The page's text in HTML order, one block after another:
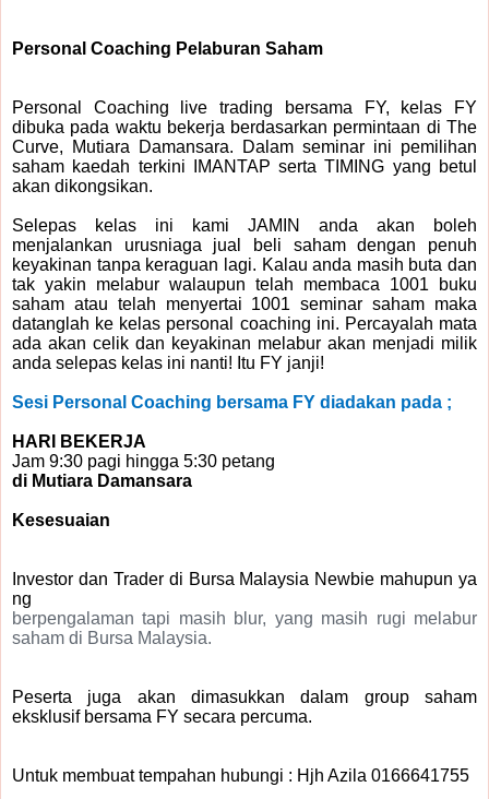
Personal Coaching Pelaburan Saham
Personal Coaching live trading bersama FY, kelas FY
dibuka pada waktu bekerja berdasarkan permintaan di The
Curve, Mutiara Damansara. Dalam seminar ini pemilihan
saham kaedah terkini IMANTAP serta TIMING yang betul
akan dikongsikan.
Selepas kelas ini kami JAMIN anda akan boleh
menjalankan urusniaga jual beli saham dengan penuh
keyakinan tanpa keraguan lagi. Kalau anda masih buta dan
tak yakin melabur walaupun telah membaca 1001 buku
saham atau telah menyertai 1001 seminar saham maka
datanglah ke kelas personal coaching ini. Percayalah mata
ada akan celik dan keyakinan melabur akan menjadi milik
anda selepas kelas ini nanti! Itu FY janji!
Sesi Personal Coaching bersama FY diadakan pada ;
HARI BEKERJA
Jam 9:30 pagi hingga 5:30 petang
di Mutiara Damansara
Kesesuaian
Investor dan Trader di Bursa Malaysia Newbie mahupun ya
ng
berpengalaman tapi masih blur, yang masih rugi melabur
saham di Bursa Malaysia.
Peserta juga akan dimasukkan dalam group saham
eksklusif bersama FY secara percuma.
Untuk membuat tempahan hubungi : Hjh Azila 0166641755